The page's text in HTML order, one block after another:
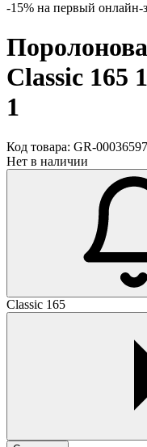
-15% на первый онлайн-
Classic 165
1
Код товара: GR-00036597
Нет в наличии
Classic 165